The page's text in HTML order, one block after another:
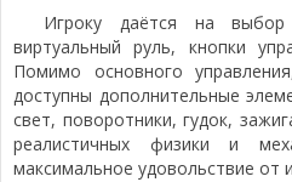
Игроку даётся на
виртуальный руль, кнопки
Помимо основного
доступны дополнительные
свет, поворотники, гудок,
реалистичных физики и
максимальное удовольствие от